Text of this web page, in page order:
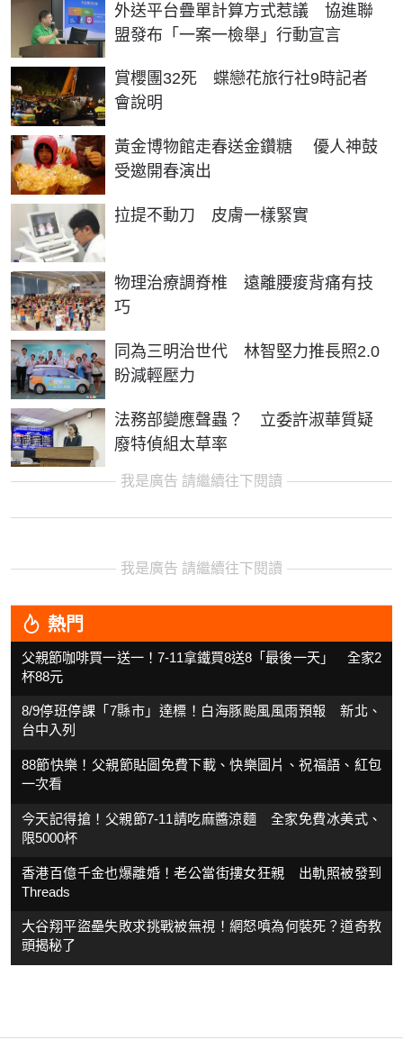
外送平台疊單計算方式惹議 協進聯
盟發布「一案一檢舉」行動宣言
賞櫻團32死 蝶戀花旅行社9時記者
會說明
黃金博物館走春送金鑽糖 優人神鼓
受邀開春演出
拉提不動刀 皮膚一樣緊實
物理治療調脊椎 遠離腰痠背痛有技
巧
同為三明治世代 林智堅力推長照2.0
盼減輕壓力
法務部變應聲蟲？ 立委許淑華質疑
廢特偵組太草率
我是廣告 請繼續往下閱讀
我是廣告 請繼續往下閱讀
熱門
父親節咖啡買一送一！7-11拿鐵買8送8「最後一天」 全家2
杯88元
8/9停班停課「7縣市」達標！白海豚颱風風雨預報 新北、
台中入列
88節快樂！父親節貼圖免費下載、快樂圖片、祝福語、紅包
一次看
今天記得搶！父親節7-11請吃麻醬涼麵 全家免費冰美式、
限5000杯
香港百億千金也爆離婚！老公當街摟女狂親 出軌照被發到
Threads
大谷翔平盜壘失敗求挑戰被無視！網怒噴為何裝死？道奇教
頭揭秘了